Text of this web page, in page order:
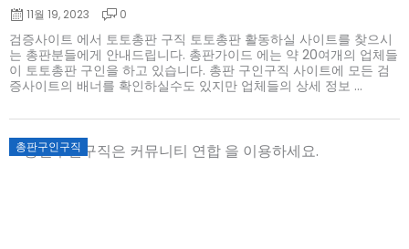
11월 19, 2023 0
검증사이트 에서 토토총판 구직 토토총판 활동하실 사이트를 찾으시
는 총판분들에게 안내드립니다. 총판가이드 에는 약 20여개의 업체들
이 토토총판 구인을 하고 있습니다. 총판 구인구직 사이트에 모든 검
증사이트의 배너를 확인하실수도 있지만 업체들의 상세 정보 ...
총판구인구직
Posted
on